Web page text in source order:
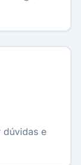
dúvidas e